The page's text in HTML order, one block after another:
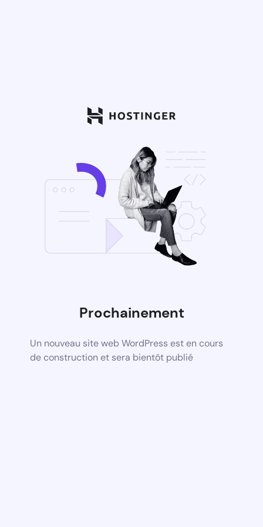
Prochainement
Un nouveau site web WordPress est en cours
de construction et sera bientôt publié